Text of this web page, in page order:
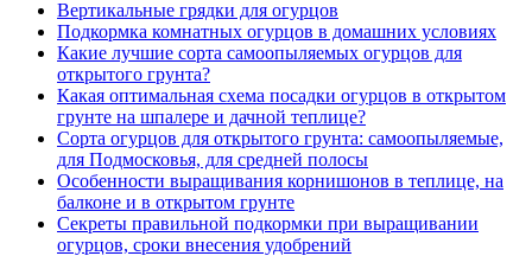
Вертикальные грядки для огурцов
Подкормка комнатных огурцов в домашних условиях
Какие лучшие сорта самоопыляемых огурцов для
открытого грунта?
Какая оптимальная схема посадки огурцов в открытом
грунте на шпалере и дачной теплице?
Сорта огурцов для открытого грунта: самоопыляемые,
для Подмосковья, для средней полосы
Особенности выращивания корнишонов в теплице, на
балконе и в открытом грунте
Секреты правильной подкормки при выращивании
огурцов, сроки внесения удобрений